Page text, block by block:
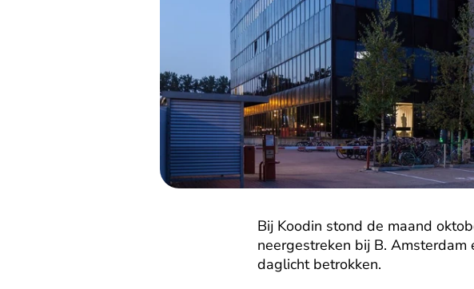
Bij Koodin stond de maand
neergestreken bij B.
daglicht betrokken.